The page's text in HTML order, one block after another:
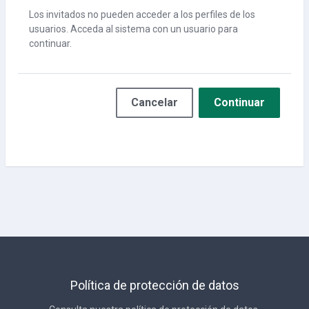
Los invitados no pueden acceder a los perfiles de los
usuarios. Acceda al sistema con un usuario para
continuar.
Cancelar Continuar
Política de protección de datos